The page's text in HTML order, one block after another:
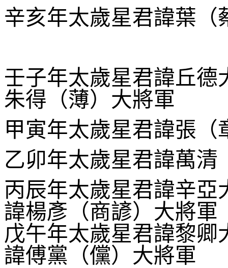
辛亥年太歲星君諱葉（
壬子年太歲星君諱丘
朱得（薄）大將軍
甲寅年太歲星君諱張（
乙卯年太歲星君諱
丙辰年太歲星君諱辛
諱楊彥（商諺）大將軍
戊午年太歲星君諱黎卿
諱傅黨（儻）大將